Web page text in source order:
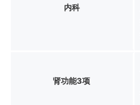
内科
肾功能3项